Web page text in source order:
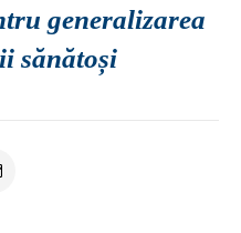
generalizarea
sănătoși